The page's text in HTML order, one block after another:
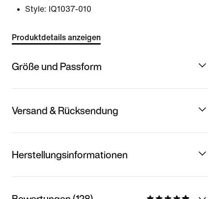
Style: IQ1037-010
Produktdetails anzeigen
Größe und Passform
Versand & Rücksendung
Herstellungsinformationen